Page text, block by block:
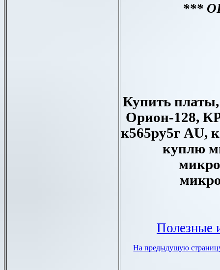
***
Купить
Орион-128,
к565ру5г AU,
куплю
Полезные
На предыдущую